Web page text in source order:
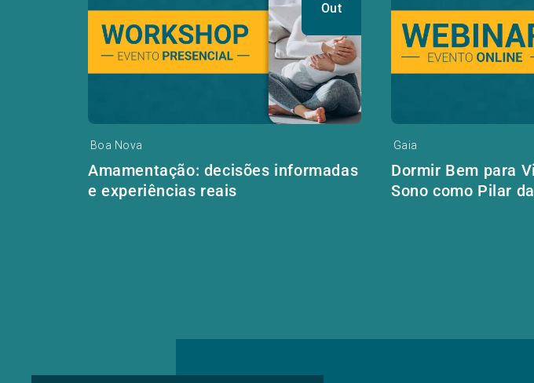
Out
Boa Nova
Amamentação: decisões informadas
e experiências reais
Gaia
Dormir Bem para
Sono como Pilar